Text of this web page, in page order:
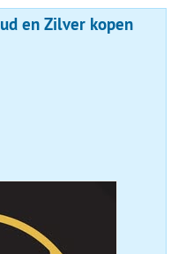
en Zilver kopen